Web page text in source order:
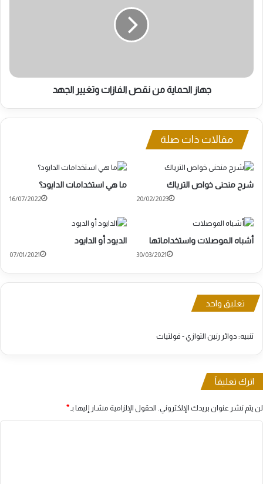
جهاز الحماية من نقص الفازات وتغيير الجهد
مقالات ذات صلة
ما هي استخدامات الدايود؟
16/07/2022
شرح منحنى خواص الترياك
20/02/2023
الديود أو الدايود
07/01/2021
أشباه الموصلات واستخداماتها
30/03/2021
تعليق واحد
تنبيه: دوائر رنين التوازي - فولتيات
اترك تعليقاً
لن يتم نشر عنوان بريدك الإلكتروني. الحقول الإلزامية مشار إليها بـ*